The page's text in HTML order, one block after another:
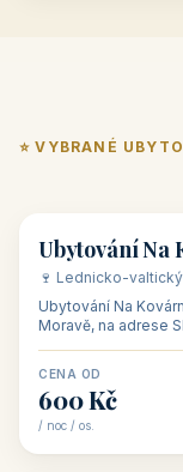
⭐ VYBRANÉ
🏡 penzion
Ubytování Na
🍷 Lednicko-
Ubytování Na
Moravě, na adrese
CENA OD
600 Kč
/ noc / os.